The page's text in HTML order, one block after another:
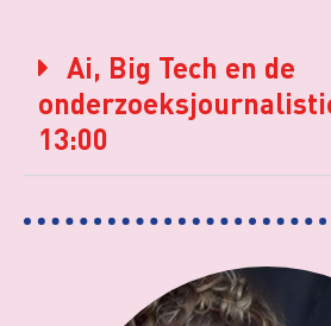
Ai, Big Tech en de
13:00